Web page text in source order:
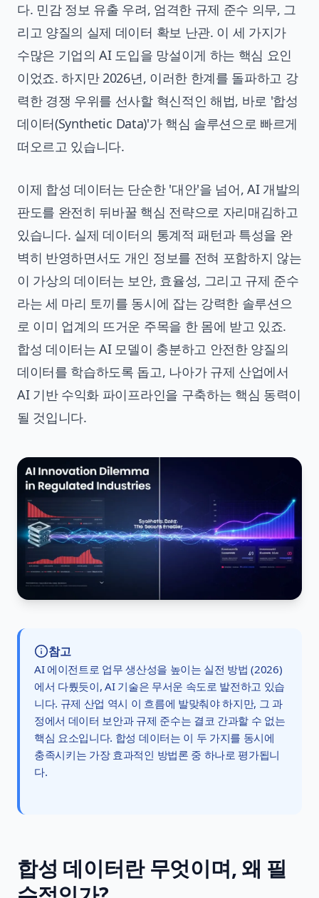
다. 민감 정보 유출 우려, 엄격한 규제 준수 의무, 그
리고 양질의 실제 데이터 확보 난관. 이 세 가지가
수많은 기업의 AI 도입을 망설이게 하는 핵심 요인
이었죠. 하지만 2026년, 이러한 한계를 돌파하고 강
력한 경쟁 우위를 선사할 혁신적인 해법, 바로 '합성
데이터(Synthetic Data)'가 핵심 솔루션으로 빠르게
떠오르고 있습니다.
이제 합성 데이터는 단순한 '대안'을 넘어, AI 개발의
판도를 완전히 뒤바꿀 핵심 전략으로 자리매김하고
있습니다. 실제 데이터의 통계적 패턴과 특성을 완
벽히 반영하면서도 개인 정보를 전혀 포함하지 않는
이 가상의 데이터는 보안, 효율성, 그리고 규제 준수
라는 세 마리 토끼를 동시에 잡는 강력한 솔루션으
로 이미 업계의 뜨거운 주목을 한 몸에 받고 있죠.
합성 데이터는 AI 모델이 충분하고 안전한 양질의
데이터를 학습하도록 돕고, 나아가 규제 산업에서
AI 기반 수익화 파이프라인을 구축하는 핵심 동력이
될 것입니다.
참고
AI 에이전트로 업무 생산성을 높이는 실전 방법 (2026)
에서 다뤘듯이, AI 기술은 무서운 속도로 발전하고 있습
니다. 규제 산업 역시 이 흐름에 발맞춰야 하지만, 그 과
정에서 데이터 보안과 규제 준수는 결코 간과할 수 없는
핵심 요소입니다. 합성 데이터는 이 두 가지를 동시에
충족시키는 가장 효과적인 방법론 중 하나로 평가됩니
다.
합성 데이터란 무엇이며, 왜 필